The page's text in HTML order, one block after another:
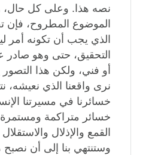
نصه هذا. وعلى كل حال،
الموضوع المطروح، فإن
الذي يجب أن تكونه
التحقيق، حتى وهو
أو فني، ولكن هذا التصور
نرى واقعنا الذي
خسائرنا في مسيرتنا
خسائر متراكمة ومستمرة
القمع والإذلال
وستنتهي بنا إلى أن